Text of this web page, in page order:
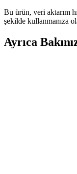
Bu ürün, veri aktarım
şekilde kullanmanıza
Ayrıca